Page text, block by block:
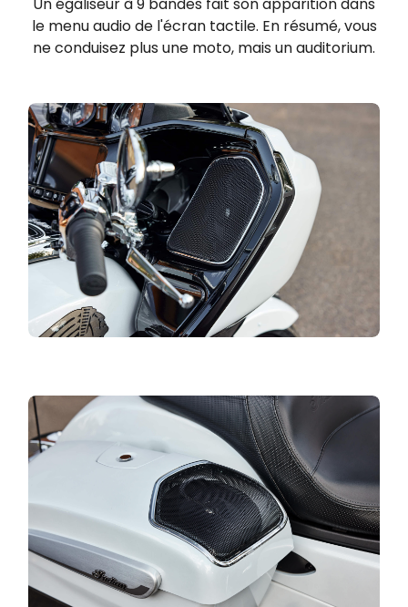
le menu audio de l'écran tactile. En résumé, vous
ne conduisez plus une moto, mais un auditorium.